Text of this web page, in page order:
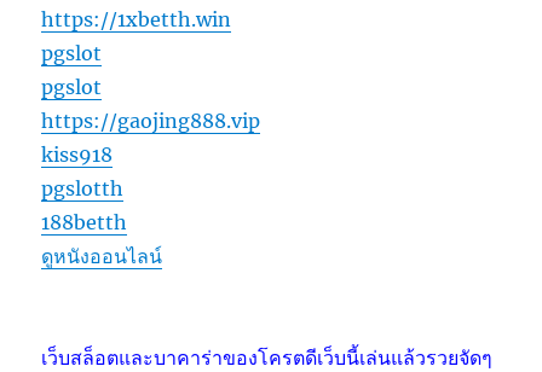
https://1xbetth.win
pgslot
pgslot
https://gaojing888.vip
kiss918
pgslotth
188betth
ดูหนังออนไลน์
เว็บสล็อตและบาคาร่าของโครตดีเว็บนี้เล่นแล้วรวยจัดๆ